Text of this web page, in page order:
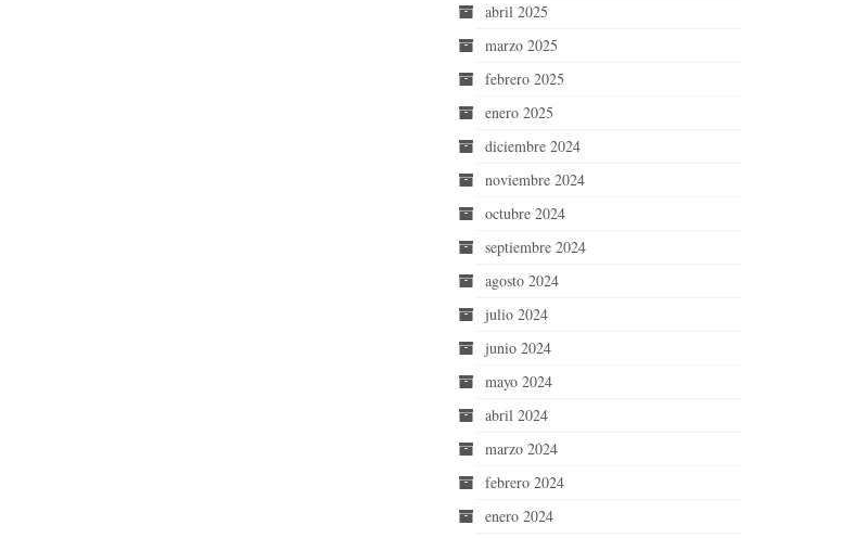
abril 2025
marzo 2025
febrero 2025
enero 2025
diciembre 2024
noviembre 2024
octubre 2024
septiembre 2024
agosto 2024
julio 2024
junio 2024
mayo 2024
abril 2024
marzo 2024
febrero 2024
enero 2024